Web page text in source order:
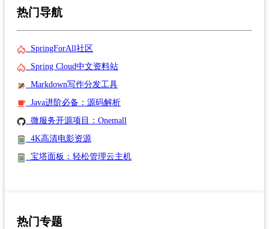
热门导航
SpringForAll社区
Spring Cloud中文资料站
Markdown写作分发工具
Java进阶必备：源码解析
微服务开源项目：Onemall
4K高清电影资源
宝塔面板：轻松管理云主机
热门专题